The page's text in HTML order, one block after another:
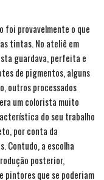
provavelmente o que
tintas. No ateliê em
guardava, perfeita e
de pigmentos, alguns
outros processados
um colorista muito
do seu trabalho
por conta da
Contudo, a escolha
posterior,
pintores que se poderiam